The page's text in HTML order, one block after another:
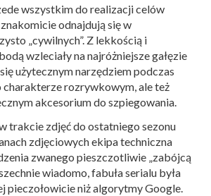
wszystkim do realizacji celów
odnajdują się w
„cywilnych”. Z lekkością i
wzleciały na najróżniejsze gałęzie
użytecznym narzędziem podczas
charakterze rozrywkowym, ale też
akcesorium do szpiegowania.
trakcie zdjęć do ostatniego sezonu
zdjęciowych ekipa techniczna
zwanego pieszczotliwie „zabójcą
wiadomo, fabuła serialu była
pieczołowicie niż algorytmy Google.